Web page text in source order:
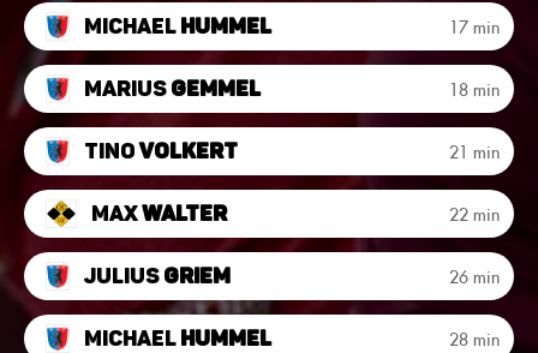
MichaelHummel 17 min
MariusGemmel 18 min
TinoVolkert 21 min
MaxWalter 22 min
JuliusGriem 26 min
MichaelHummel 28 min